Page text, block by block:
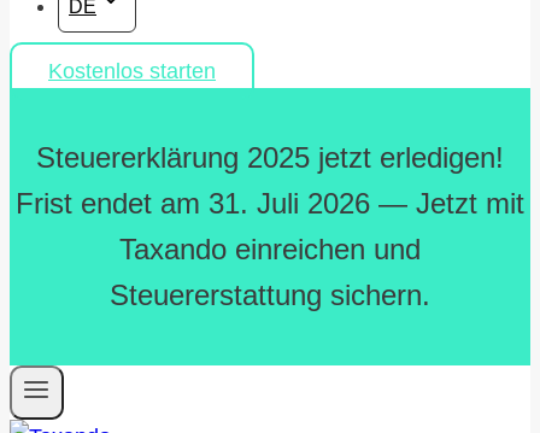
DE
Kostenlos starten
Steuererklärung 2025 jetzt erledigen!
Frist endet am 31. Juli 2026 — Jetzt mit
Taxando einreichen und
Steuererstattung sichern.